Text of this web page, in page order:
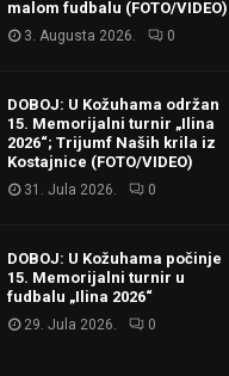
malom fudbalu (FOTO/VIDEO)
3. Augusta 2026. 0
DOBOJ: U Kožuhama održan
15. Memorijalni turnir „Ilina
2026“; Trijumf Naših krila iz
Kostajnice (FOTO/VIDEO)
31. Jula 2026. 0
DOBOJ: U Kožuhama počinje
15. Memorijalni turnir u
fudbalu „Ilina 2026“
29. Jula 2026. 0